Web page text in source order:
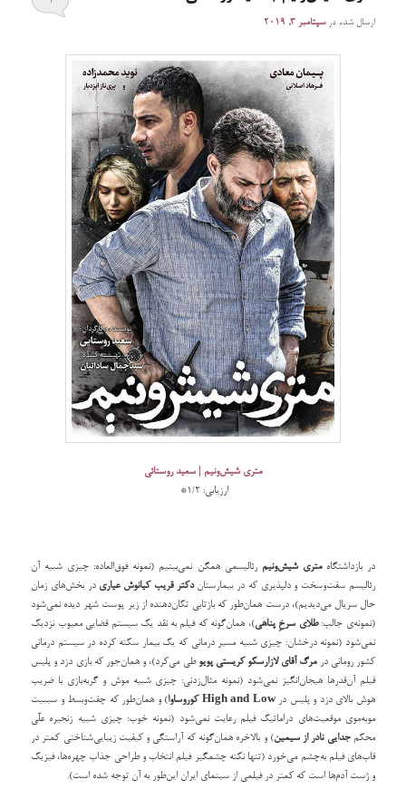
ارسال شده درسپتامبر 3, 2019
متری شیش‌ونیم | سعید روستائی
ارزیابی: ۱/۲* ‌‌
در بازداشتگاهمتری شیش‌ونیم رئالیسمی همگن نمی‌بینیم (نمونه فوق‌العاده: چیزی شبیه آن
رئالیسم سفت‌وسخت و دلپذیری که در بیمارستاندکتر قریب کیانوش عیاری در بخش‌های زمان
حال سریال می‌دیدیم)، درست همان‌طور که بازتابی تکان‌دهنده از زیر پوست شهر دیده نمی‌شود
(نمونه‌ی جالب:طلای سرخِ پناهی)، همان‌گونه که فیلم به نقد یک سیستم قضایی معیوب نزدیک
نمی‌شود (نمونه درخشان: چیزی شبیه مسیر درمانی که یک بیمار سکته کرده در سیستم درمانی
کشوررومانی درمرگ آقای لازارسکو کریستی پویو طی می‌کرد)، و همان‌جور که بازی دزد و پلیس‌
فیلم آن‌قدرها هیجان‌انگیز نمی‌شود (نمونه مثال‌زدنی: چیزی شبیه موش و گربه‌بازی با ضریب
هوش بالای دزد و پلیس در ‌High and Low کوروساوا) و همان‌طور که چفت‌وبسط و سببیت
مو‌به‌موی موقعیت‌های دراماتیک فیلم رعایت نمی‌شود (نمونه خوب:‌ چیزی شبیه زنجیره علّی
محکمجدایی نادر از سیمین) و بالاخره همان‌‌گونه که آراستگی و کیفیت زیبایی‌شناختی کمتر در
قاب‌های فیلم به‌چشم می‌خورد (تنها نکته چشمگیر فیلم انتخاب و طراحی جذاب چهره‌ها، فیزیک
و ژست آدم‌ها است که کمتر در فیلمی از سینمای ایران این‌طور به آن توجه شده است). ‌